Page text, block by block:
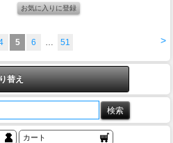
>
5 6 51
替え
カート